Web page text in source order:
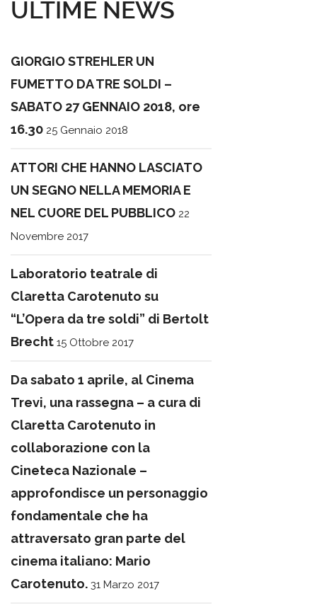
ULTIME NEWS
GIORGIO STREHLER UN
FUMETTO DA TRE SOLDI –
SABATO 27 GENNAIO 2018, ore
16.30 25 Gennaio 2018
ATTORI CHE HANNO LASCIATO
UN SEGNO NELLA MEMORIA E
NEL CUORE DEL PUBBLICO 22
Novembre 2017
Laboratorio teatrale di
Claretta Carotenuto su
“L’Opera da tre soldi” di Bertolt
Brecht 15 Ottobre 2017
Da sabato 1 aprile, al Cinema
Trevi, una rassegna – a cura di
Claretta Carotenuto in
collaborazione con la
Cineteca Nazionale –
approfondisce un personaggio
fondamentale che ha
attraversato gran parte del
cinema italiano: Mario
Carotenuto. 31 Marzo 2017